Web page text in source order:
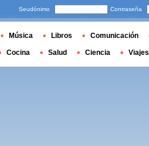
Seudónimo Contraseña
Música Libros Comunicación
Cocina Salud Ciencia Viajes